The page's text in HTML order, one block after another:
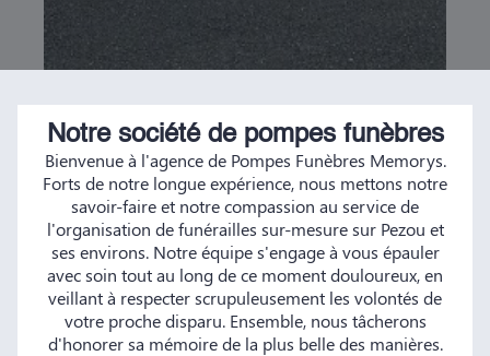
Notre société de pompes funèbres
Bienvenue à l'agence de Pompes Funèbres Memorys.
Forts de notre longue expérience, nous mettons notre
savoir-faire et notre compassion au service de
l'organisation de funérailles sur-mesure sur Pezou et
ses environs. Notre équipe s'engage à vous épauler
avec soin tout au long de ce moment douloureux, en
veillant à respecter scrupuleusement les volontés de
votre proche disparu. Ensemble, nous tâcherons
d'honorer sa mémoire de la plus belle des manières.